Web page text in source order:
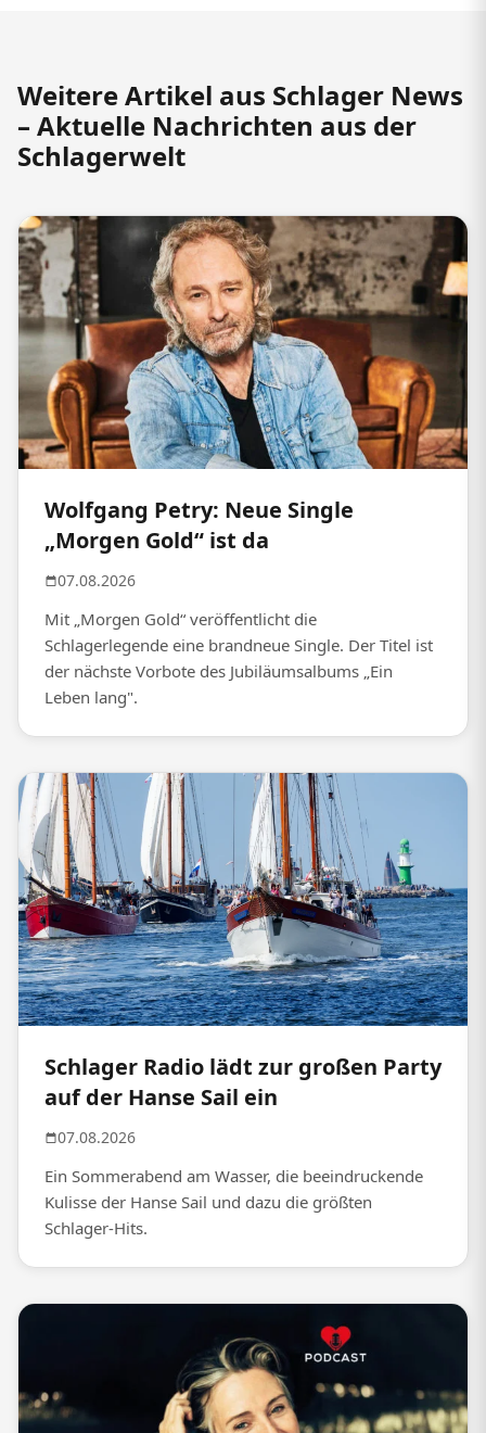
Weitere Artikel aus Schlager News
– Aktuelle Nachrichten aus der
Schlagerwelt
Wolfgang Petry: Neue Single
„Morgen Gold“ ist da
07.08.2026
Mit „Morgen Gold“ veröffentlicht die
Schlagerlegende eine brandneue Single. Der Titel ist
der nächste Vorbote des Jubiläumsalbums „Ein
Leben lang".
Schlager Radio lädt zur großen Party
auf der Hanse Sail ein
07.08.2026
Ein Sommerabend am Wasser, die beeindruckende
Kulisse der Hanse Sail und dazu die größten
Schlager-Hits.